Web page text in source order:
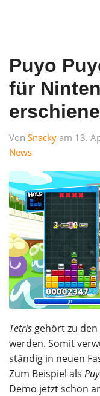
Puyo
für
Von Snacky am 13.
News
Tetris gehört zu
werden. Somit
ständig in neuen
Zum Beispiel als
Demo jetzt schon